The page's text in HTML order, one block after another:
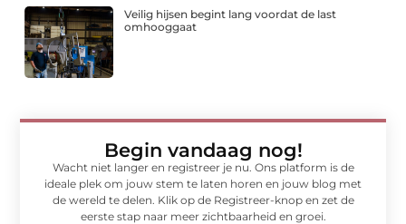
Veilig hijsen begint lang voordat de last
omhooggaat
Begin vandaag nog!
Wacht niet langer en registreer je nu. Ons platform is de
ideale plek om jouw stem te laten horen en jouw blog met
de wereld te delen. Klik op de Registreer-knop en zet de
eerste stap naar meer zichtbaarheid en groei.